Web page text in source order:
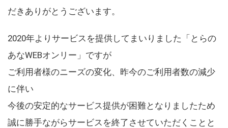
だきありがとうございます。
2020年よりサービスを提供してまいりました「とらの
あなWEBオンリー」ですが
ご利用者様のニーズの変化、昨今のご利用者数の減少
に伴い
今後の安定的なサービス提供が困難となりましたため
誠に勝手ながらサービスを終了させていただくことと